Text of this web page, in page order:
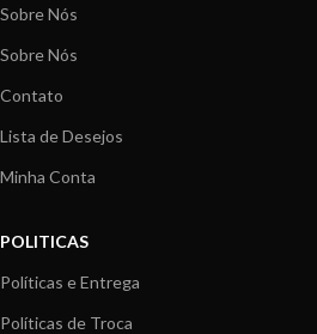
Sobre Nós
Sobre Nós
Contato
Lista de Desejos
Minha Conta
POLITICAS
Políticas e Entrega
Políticas de Troca